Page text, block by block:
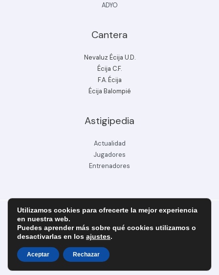
ADYO
Cantera
Nevaluz Écija U.D.
Écija C.F.
F.A. Écija
Écija Balompié
Astigipedia
Actualidad
Jugadores
Entrenadores
Copyright © 2026 ecijabpeinfo.com
Utilizamos cookies para ofrecerte la mejor experiencia
en nuestra web.
Puedes aprender más sobre qué cookies utilizamos o
desactivarlas en los ajustes.
Aceptar Rechazar